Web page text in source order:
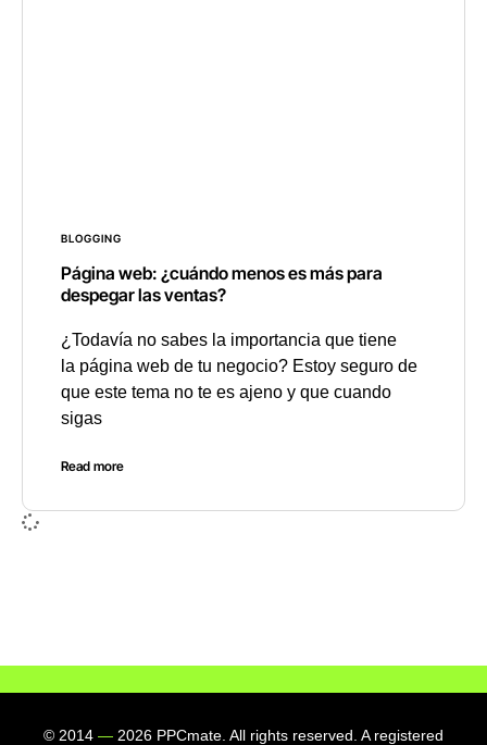
BLOGGING
Página web: ¿cuándo menos es más para
despegar las ventas?
¿Todavía no sabes la importancia que tiene
la página web de tu negocio? Estoy seguro de
que este tema no te es ajeno y que cuando
sigas
Read more
© 2014 — 2026 PPCmate. All rights reserved. A registered